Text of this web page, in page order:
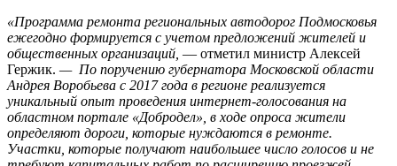
«Программа ремонта региональных автодорог Подмосковья
ежегодно формируется с учетом предложений жителей и
общественных организаций, — отметил министр Алексей
Гержик. — По поручению губернатора Московской области
Андрея Воробьева с 2017 года в регионе реализуется
уникальный опыт проведения интернет-голосования на
областном портале «Добродел», в ходе опроса жители
определяют дороги, которые нуждаются в ремонте.
Участки, которые получают наибольшее число голосов и не